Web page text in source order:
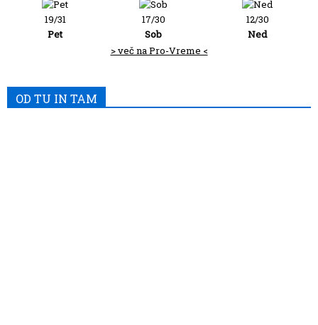
19/31
Pet
17/30
Sob
12/30
Ned
> več na Pro-Vreme <
OD TU IN TAM